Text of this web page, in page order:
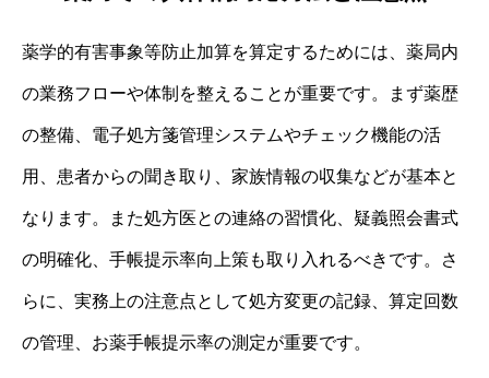
薬学的有害事象等防止加算を算定するためには、薬局内
の業務フローや体制を整えることが重要です。まず薬歴
の整備、電子処方箋管理システムやチェック機能の活
用、患者からの聞き取り、家族情報の収集などが基本と
なります。また処方医との連絡の習慣化、疑義照会書式
の明確化、手帳提示率向上策も取り入れるべきです。さ
らに、実務上の注意点として処方変更の記録、算定回数
の管理、お薬手帳提示率の測定が重要です。